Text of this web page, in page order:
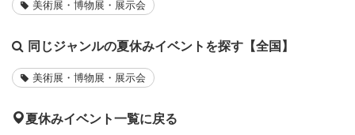
美術展・博物展・展示会
同じジャンルの夏休みイベントを探す【全国】
美術展・博物展・展示会
夏休みイベント一覧に戻る